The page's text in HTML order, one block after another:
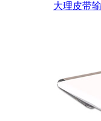
大理皮带